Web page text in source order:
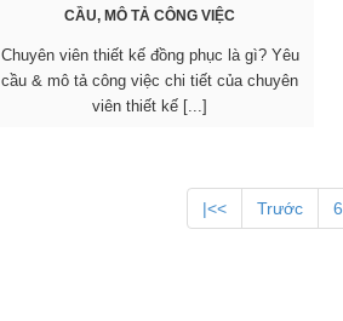
CẦU, MÔ TẢ CÔNG VIỆC
Chuyên viên thiết kế đồng phục là gì? Yêu
cầu & mô tả công việc chi tiết của chuyên
viên thiết kế [...]
|<< Trước 6